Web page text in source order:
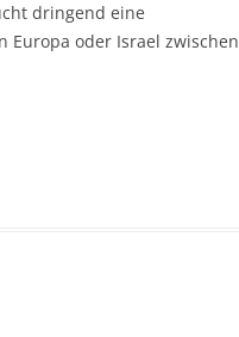
dringend eine
Europa oder Israel zwischen